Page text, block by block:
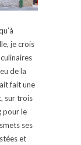
je crois
de la
fait une
sur trois
pour le
ses
et